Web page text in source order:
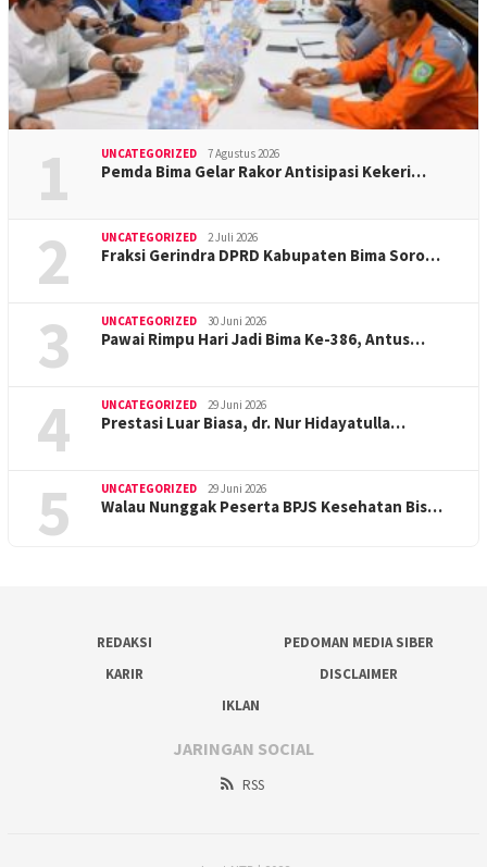
1 UNCATEGORIZED 7 Agustus 2026
Pemda Bima Gelar Rakor Antisipasi Kekeri…
2 UNCATEGORIZED 2 Juli 2026
Fraksi Gerindra DPRD Kabupaten Bima Soro…
3 UNCATEGORIZED 30 Juni 2026
Pawai Rimpu Hari Jadi Bima Ke-386, Antus…
4 UNCATEGORIZED 29 Juni 2026
Prestasi Luar Biasa, dr. Nur Hidayatulla…
5 UNCATEGORIZED 29 Juni 2026
Walau Nunggak Peserta BPJS Kesehatan Bis…
REDAKSI
PEDOMAN MEDIA SIBER
KARIR
DISCLAIMER
IKLAN
JARINGAN SOCIAL
RSS